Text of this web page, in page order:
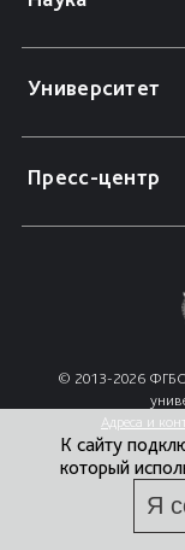
Университет
Пресс-центр
© 2013-2026
Адреса и
К сайту
который
Я